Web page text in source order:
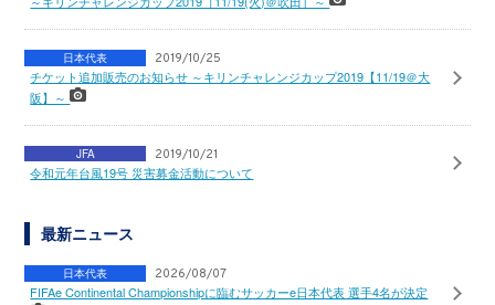
日本代表 2019/10/25
チケット追加販売のお知らせ ～キリンチャレンジカップ2019【11/19＠大
阪】～
JFA 2019/10/21
令和元年台風19号 災害募金活動について
最新ニュース
日本代表 2026/08/07
FIFAe Continental Championshipに臨むサッカーe日本代表 選手4名が決定